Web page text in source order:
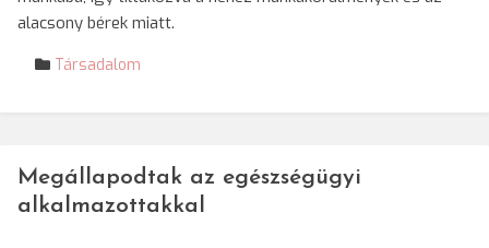
alacsony bérek miatt.
Társadalom
Megállapodtak az egészségügyi
alkalmazottakkal